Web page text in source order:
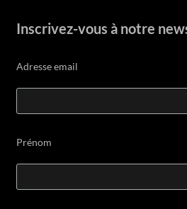
Inscrivez-vous à notre
Adresse email
Prénom